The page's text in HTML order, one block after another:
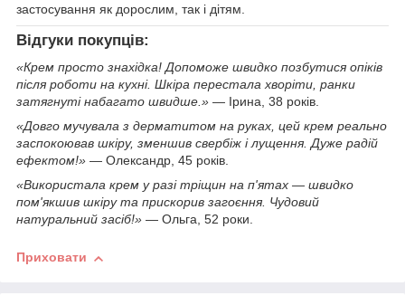
застосування як дорослим, так і дітям.
Відгуки покупців:
«Крем просто знахідка! Допоможе швидко позбутися опіків
після роботи на кухні. Шкіра перестала хворіти, ранки
затягнуті набагато швидше.» — Ірина, 38 років.
«Довго мучувала з дерматитом на руках, цей крем реально
заспокоював шкіру, зменшив свербіж і лущення. Дуже радій
ефектом!» — Олександр, 45 років.
«Використала крем у разі тріщин на п'ятах — швидко
пом'якшив шкіру та прискорив загоєння. Чудовий
натуральний засіб!» — Ольга, 52 роки.
Приховати